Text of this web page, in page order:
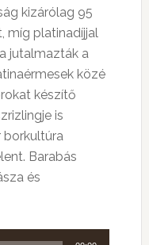
kizárólag 95
míg platinadíjjal
jutalmazták a
közé
készítő
is
borkultúra
Barabás
és